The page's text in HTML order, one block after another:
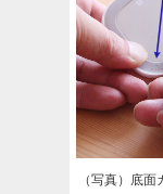
（写真）底